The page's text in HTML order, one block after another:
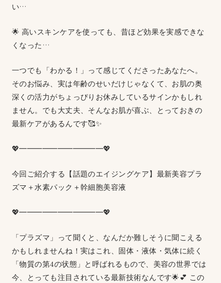
い…
🌟 高いスキンケアを使っても、昔ほど効果を実感できな
くなった…
一つでも「わかる！」って感じてくださったあなたへ。
そのお悩み、実は年齢のせいだけじゃなくて、お肌の奥
深くの活力がちょっぴりお休みしているサインかもしれ
ません。でも大丈夫、そんなお肌が喜ぶ、とっておきの
最新ケアがあるんです🥰✨
💖━━━━━━━━━━━💖
今回ご紹介する【話題のエイジングケア】最新美容プラ
ズマ＋水素パック＋幹細胞美容液
💖━━━━━━━━━━━💖
「プラズマ」って聞くと、なんだか難しそうに聞こえる
かもしれませんね！実はこれ、固体・液体・気体に続く
「物質の第4の状態」と呼ばれるもので、美容の世界では
今、とっても注目されている最新技術なんです🌟💕 この